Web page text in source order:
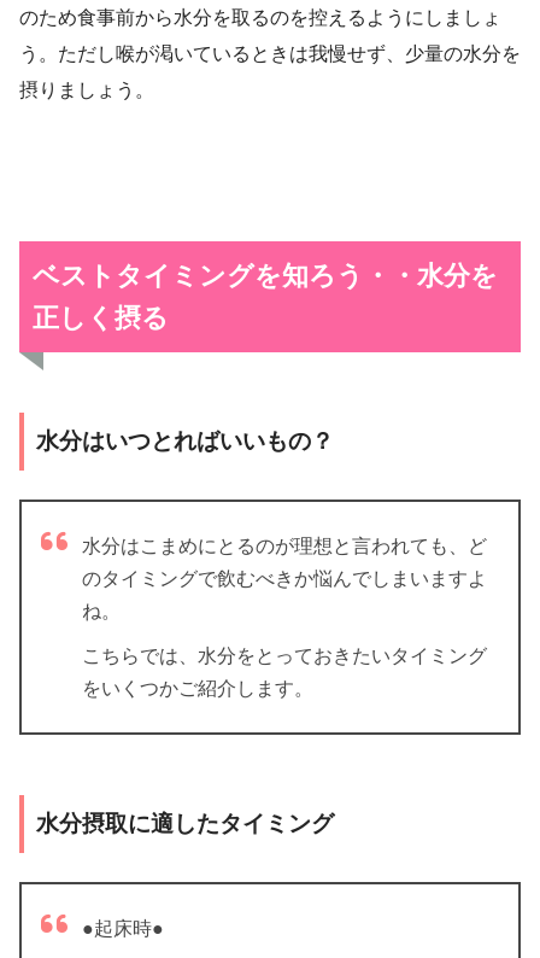
のため食事前から水分を取るのを控えるようにしましょ
う。ただし喉が渇いているときは我慢せず、少量の水分を
摂りましょう。
ベストタイミングを知ろう・・水分を
正しく摂る
水分はいつとればいいもの？
水分はこまめにとるのが理想と言われても、ど
のタイミングで飲むべきか悩んでしまいますよ
ね。
こちらでは、水分をとっておきたいタイミング
をいくつかご紹介します。
水分摂取に適したタイミング
●起床時●